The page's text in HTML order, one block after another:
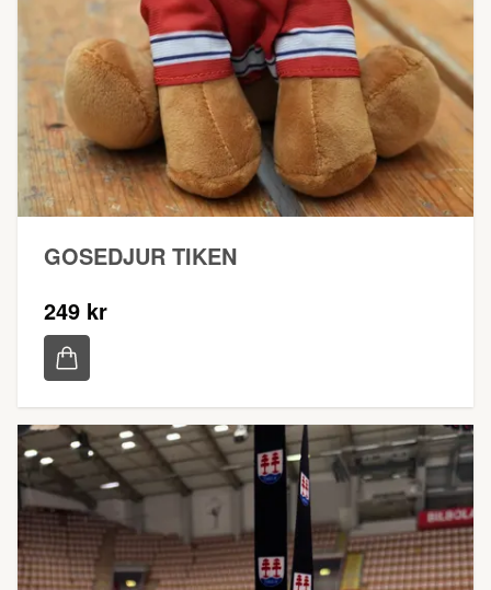
GOSEDJUR TIKEN
249 kr